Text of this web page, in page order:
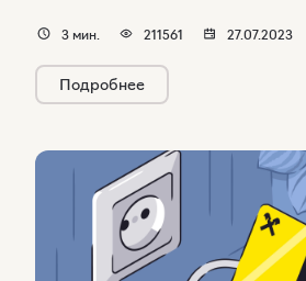
торговых точках и интернет-магазинах.
деньги при отказе от покупки, и можно ли
после его совершения.
Подробнее
3 мин. 211561 27.07.2023